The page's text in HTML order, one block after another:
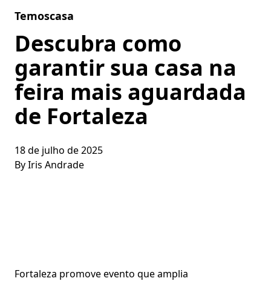
Temoscasa
Descubra como
garantir sua casa na
feira mais aguardada
de Fortaleza
18 de julho de 2025
ByIris Andrade
Fortaleza promove evento que amplia